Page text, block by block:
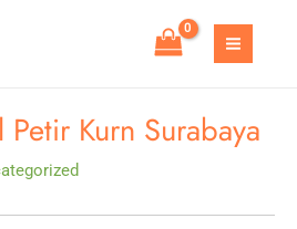
MAIN
Petir Kurn Surabaya